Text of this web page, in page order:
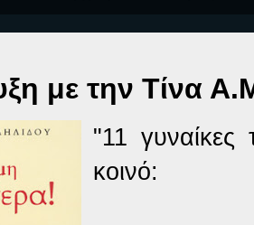
με την Τίνα
"11 γυναίκες
κοινό: